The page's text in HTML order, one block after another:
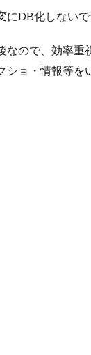
DB化しない
なので、効率
ョ・情報等